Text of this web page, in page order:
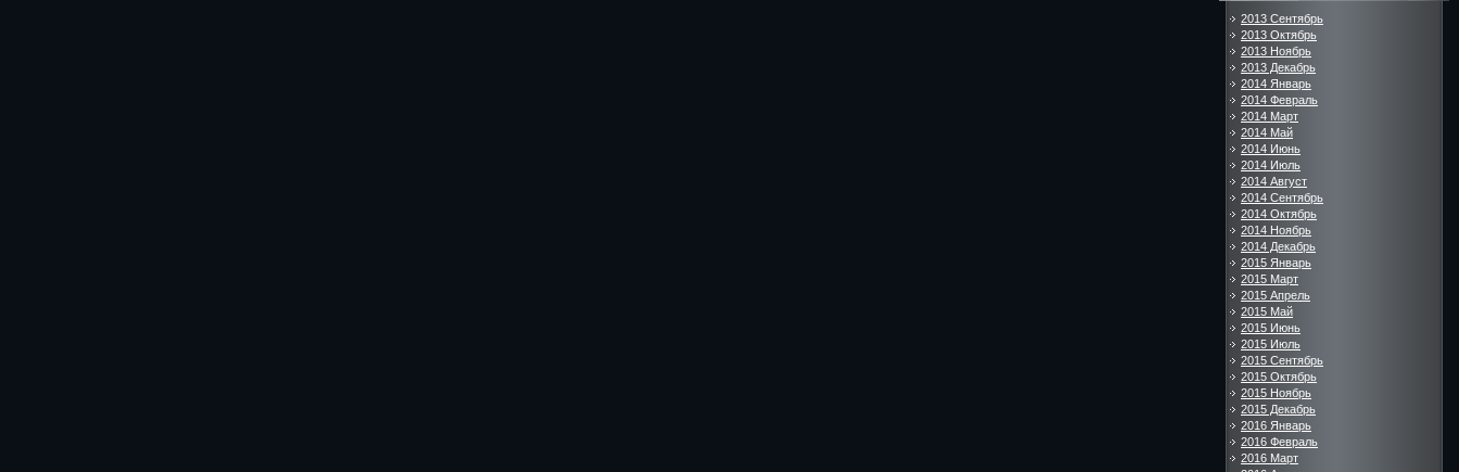
2013 Сентябрь
2013 Октябрь
2013 Ноябрь
2013 Декабрь
2014 Январь
2014 Февраль
2014 Март
2014 Май
2014 Июнь
2014 Июль
2014 Август
2014 Сентябрь
2014 Октябрь
2014 Ноябрь
2014 Декабрь
2015 Январь
2015 Март
2015 Апрель
2015 Май
2015 Июнь
2015 Июль
2015 Сентябрь
2015 Октябрь
2015 Ноябрь
2015 Декабрь
2016 Январь
2016 Февраль
2016 Март